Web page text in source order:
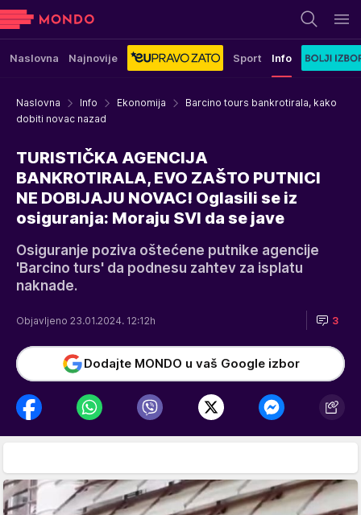
Naslovna Najnovije Sport Info
Naslovna Info Ekonomija
Barcino tours bankrotirala, kako
dobiti novac nazad
TURISTIČKA AGENCIJA
BANKROTIRALA, EVO ZAŠTO PUTNICI
NE DOBIJAJU NOVAC! Oglasili se iz
osiguranja: Moraju SVI da se jave
Osiguranje poziva oštećene putnike agencije
'Barcino turs' da podnesu zahtev za isplatu
naknade.
Objavljeno 23.01.2024. 12:12h 3
Dodajte MONDO u vaš Google izbor